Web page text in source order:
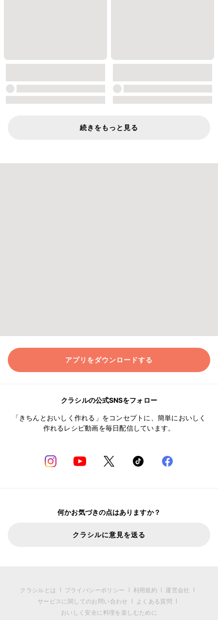
続きをもっと見る
アプリをダウンロードする
クラシルの公式SNSをフォロー
「きちんとおいしく作れる」をコンセプトに、簡単においしく
作れるレシピ動画を毎日配信しています。
何かお気づきの点はありますか？
クラシルに意見を送る
クラシルとは プライバシーポリシー 利用規約
運営会社
サービスに関してのお問い合わせ
よくある質問
おいしく安全に料理を楽しむために